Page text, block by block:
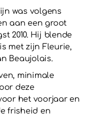
was volgens
aan een groot
2010. Hij blende
met zijn Fleurie,
Beaujolais.
minimale
deze
het voorjaar en
frisheid en